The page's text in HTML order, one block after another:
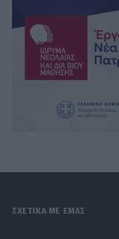
ΣΧΕΤΙΚΑ ΜΕ ΕΜΑΣ